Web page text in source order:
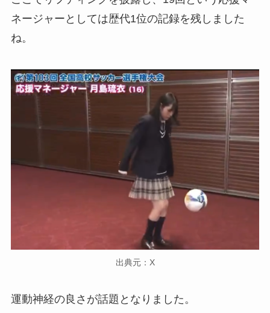
ネージャーとしては歴代1位の記録を残しました
ね。
出典元：X
運動神経の良さが話題となりました。